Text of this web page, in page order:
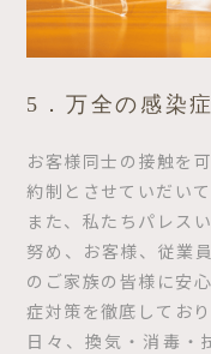
5．万全の感染
お客様同士の接触を
約制とさせていだいて
また、私たちパレス
努め、お客様、従業
のご家族の皆様に安
症対策を徹底しており
日々、換気・消毒・